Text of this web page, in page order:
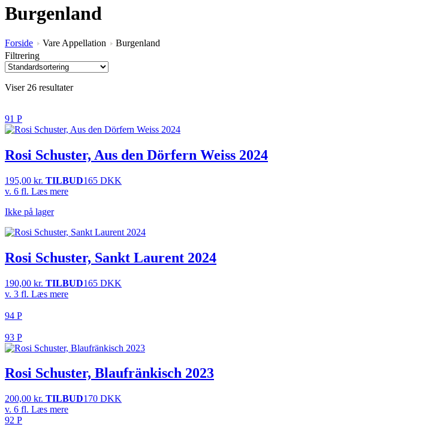
Burgenland
Forside Vare Appellation
Burgenland
Filtrering
Viser 26 resultater
91 P
Rosi Schuster, Aus den Dörfern Weiss 2024
195,00 kr. TILBUD165 DKK
v. 6 fl. Læs mere
Ikke på lager
Rosi Schuster, Sankt Laurent 2024
190,00 kr. TILBUD165 DKK
v. 3 fl. Læs mere
94 P
93 P
Rosi Schuster, Blaufränkisch 2023
200,00 kr. TILBUD170 DKK
v. 6 fl. Læs mere
92 P